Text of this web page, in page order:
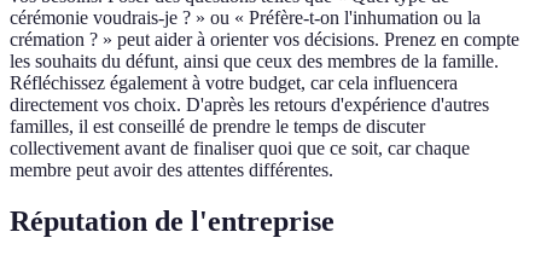
cérémonie voudrais-je ? » ou « Préfère-t-on l'inhumation ou la
crémation ? » peut aider à orienter vos décisions. Prenez en compte
les souhaits du défunt, ainsi que ceux des membres de la famille.
Réfléchissez également à votre budget, car cela influencera
directement vos choix. D'après les retours d'expérience d'autres
familles, il est conseillé de prendre le temps de discuter
collectivement avant de finaliser quoi que ce soit, car chaque
membre peut avoir des attentes différentes.
Réputation de l'entreprise